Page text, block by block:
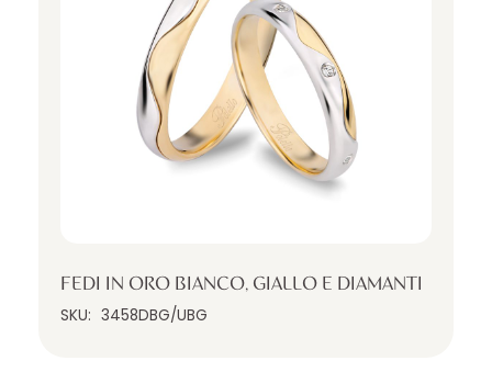
FEDI IN ORO BIANCO, GIALLO E DIAMANTI
SKU: 3458DBG/UBG